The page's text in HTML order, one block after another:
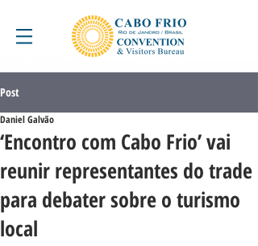
Post
‘Encontro com Cabo Frio’ vai
reunir representantes do trade
para debater sobre o turismo
local
Daniel Galvão